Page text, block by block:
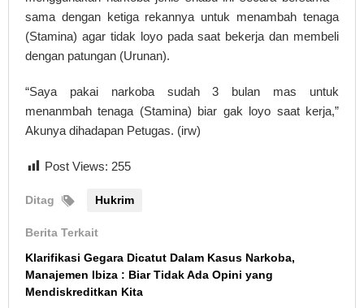
sama dengan ketiga rekannya untuk menambah tenaga
(Stamina) agar tidak loyo pada saat bekerja dan membeli
dengan patungan (Urunan).
“Saya pakai narkoba sudah 3 bulan mas untuk
menanmbah tenaga (Stamina) biar gak loyo saat kerja,”
Akunya dihadapan Petugas. (irw)
Post Views: 255
Ditag Hukrim
Berita Terkait
Klarifikasi Gegara Dicatut Dalam Kasus Narkoba,
Manajemen Ibiza : Biar Tidak Ada Opini yang
Mendiskreditkan Kita